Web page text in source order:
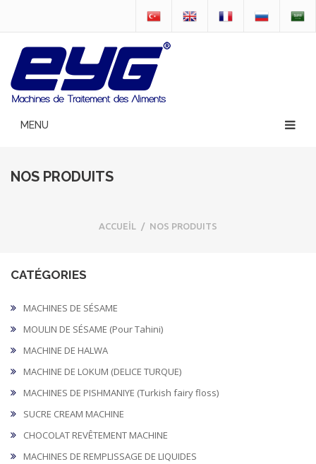
NOS PRODUITS
ACCUEİL / NOS PRODUITS
CATÉGORIES
MACHINES DE SÉSAME
MOULIN DE SÉSAME (Pour Tahini)
MACHINE DE HALWA
MACHINE DE LOKUM (DELICE TURQUE)
MACHINES DE PISHMANIYE (Turkish fairy floss)
SUCRE CREAM MACHINE
CHOCOLAT REVÊTEMENT MACHINE
MACHINES DE REMPLISSAGE DE LIQUIDES